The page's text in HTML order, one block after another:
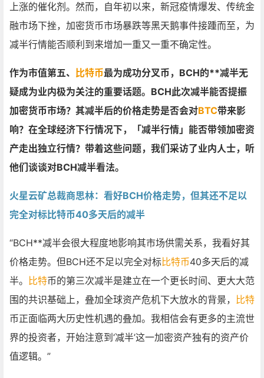
上涨的催化剂。然而，自年初以来，新冠疫情爆发、传统金
融市场下挫，加密货币市场暴跌等黑天鹅事件接踵而至，为
减半行情能否顺利到来增加一重又一重不确定性。
作为市值第五、 比特币最为成功分叉币，BCH的**减半无
疑成为业内极为关注的重要话题。BCH此次减半能否提振
加密货币市场？其减半后的价格走势是否会对BTC带来影
响？在全球经济下行情况下，「减半行情」能否带领加密资
产走出独立行情？带着这些问题，我们采访了业内人士，听
他们谈谈对BCH减半看法。
火星云矿总裁商思林：看好BCH价格走势，但其还不足以
完全对标比特币40多天后的减半
“BCH**减半会很大程度地影响其市场供需关系，我看好其
价格走势。但BCH还不足以完全对标比特币40多天后的减
半。
比特币的第三次减半是建立在一个更长时间、更大大范
围的共识基础上，叠加全球资产危机下大放水的背景，
比特
币正面临两大历史性机遇的叠加。我相信会有更多的主流世
界的投资者，开始注意到‘减半’这一加密资产独有的资产价
值逻辑。”